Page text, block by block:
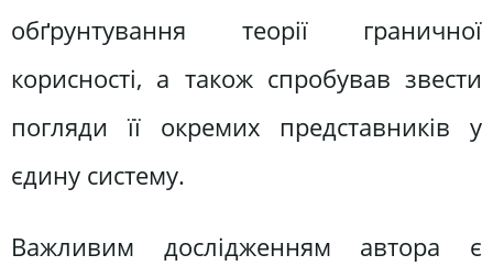
обґрунтування теорії граничної
корисності, а також спробував звести
погляди її окремих представників у
єдину систему.
Важливим дослідженням автора є